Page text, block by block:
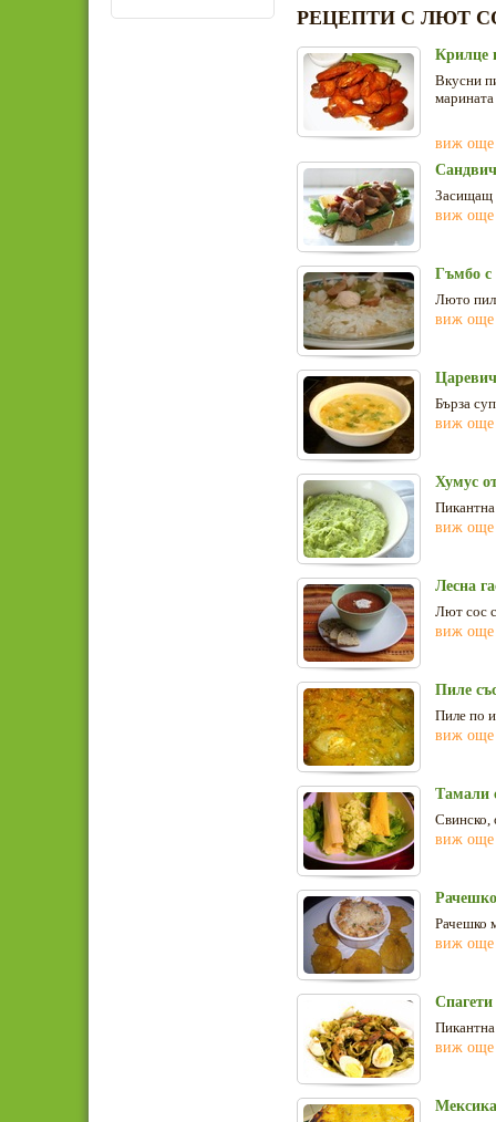
РЕЦЕПТИ С ЛЮТ
Крилце
Вкусни
виж още
Засищащ
виж още
Гъмбо с
Люто
виж още
Бърза
виж още
Хумус
виж още
Лесна
Лют сос
виж още
Пиле
Пиле по
виж още
Тамали
Свинско,
виж още
Рачешко
виж още
виж още